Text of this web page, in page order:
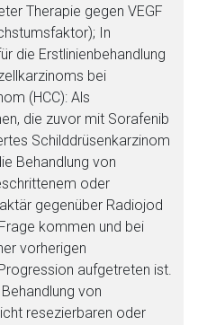
Therapie gegen VEGF
In
die Erstlinienbehandlung
bei
(HCC): Als
die zuvor mit Sorafenib
Schilddrüsenkarzinom
Behandlung von
oder
gegenüber Radiojod
kommen und bei
vorherigen
aufgetreten ist.
von
resezierbaren oder